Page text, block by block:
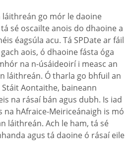
láithreán go mór le daoine
sé oscailte anois do dhaoine a
éagsúla acu. Tá SPDate ar fáil
aois, ó dhaoine fásta óga
na n-úsáideoirí i measc an
láithreán. Ó tharla go bhfuil an
Aontaithe, baineann
na rásaí bán agus dubh. Is iad
na hAfraice-Meiriceánaigh is mó
láithreán. Ach le ham, tá sé
agus tá daoine ó rásaí eile